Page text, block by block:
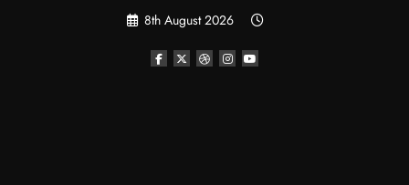
8th August 2026